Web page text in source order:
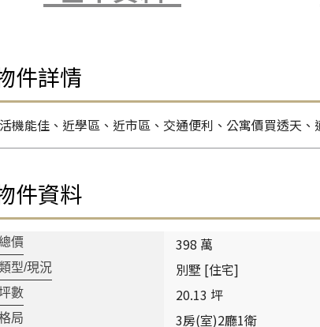
件詳情
機能佳、近學區、近市區、交通便利、公寓價買透天、
件資料
價 398 萬
型/現況 別墅 [住宅]
數 20.13 坪
局 3房(室)2廳1衛